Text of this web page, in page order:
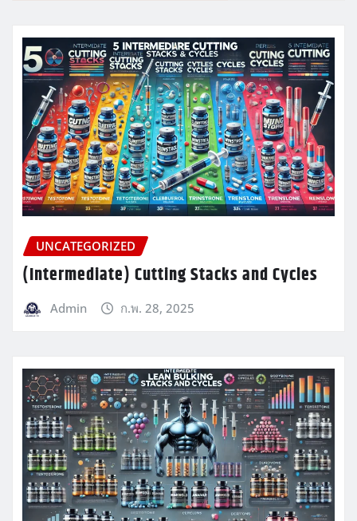
UNCATEGORIZED
(Intermediate) Cutting Stacks and Cycles
Admin ก.พ. 28, 2025